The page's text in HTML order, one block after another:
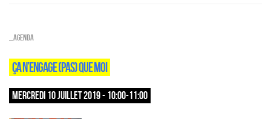
_Agenda
ÇA N’ENGAGE (PAS) QUE MOI
MERCREDI 10 JUILLET 2019 - 10:00-11:00